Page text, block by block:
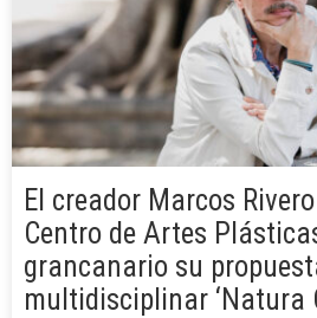
El creador Marcos
Centro de Artes
grancanario su
multidisciplinar ‘Natura